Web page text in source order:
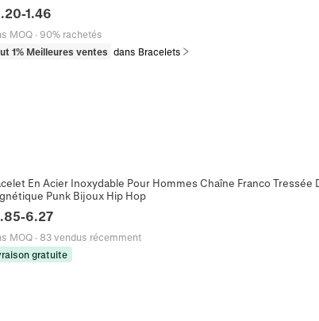
-1.46
MOQ · 90% rachetés
1% Meilleures ventes dans Bracelets
En Acier Inoxydable Pour Hommes Chaîne Franco Tressée
Punk Bijoux Hip Hop
-6.27
MOQ · 83 vendus récemment
gratuite